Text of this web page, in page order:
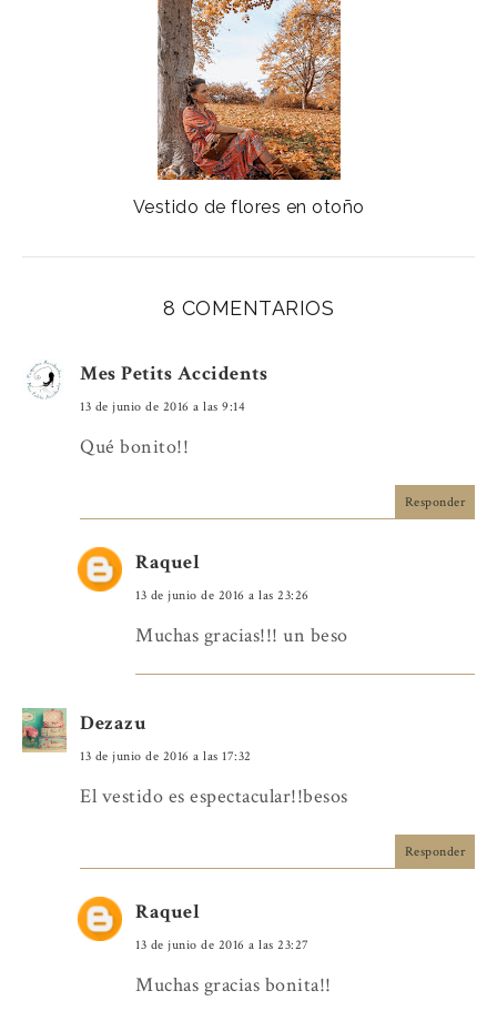
Vestido de flores en otoño
8 COMENTARIOS
Mes Petits Accidents
13 de junio de 2016 a las 9:14
Qué bonito!!
Responder
Raquel
13 de junio de 2016 a las 23:26
Muchas gracias!!! un beso
Dezazu
13 de junio de 2016 a las 17:32
El vestido es espectacular!!besos
Responder
Raquel
13 de junio de 2016 a las 23:27
Muchas gracias bonita!!